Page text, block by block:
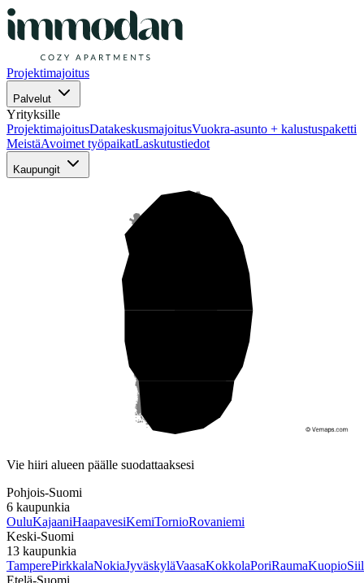
Projektimajoitus
Palvelut
Yrityksille
ProjektimajoitusDatakeskusmajoitusVuokra-asunto + kalustuspaketti
MeistäAvoimet työpaikatLaskutustiedot
Kaupungit
Vie hiiri alueen päälle suodattaaksesi
Pohjois-Suomi
6 kaupunkia
OuluKajaaniHaapavesiKemiTornioRovaniemi
Keski-Suomi
13 kaupunkia
TamperePirkkalaNokiaJyväskyläVaasaKokkolaPoriRaumaKuopio
Etelä-Suomi